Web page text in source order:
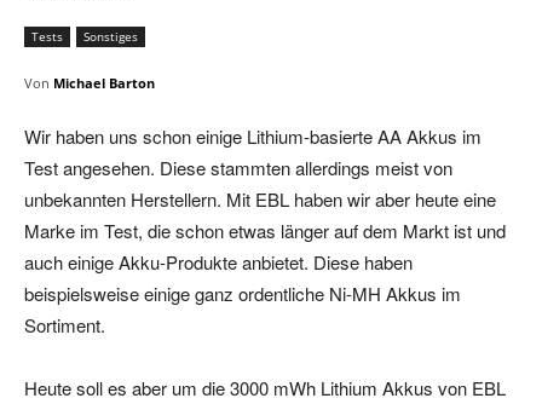
Tests Sonstiges
Von Michael Barton
Wir haben uns schon einige Lithium-basierte AA Akkus im
Test angesehen. Diese stammten allerdings meist von
unbekannten Herstellern. Mit EBL haben wir aber heute eine
Marke im Test, die schon etwas länger auf dem Markt ist und
auch einige Akku-Produkte anbietet. Diese haben
beispielsweise einige ganz ordentliche Ni-MH Akkus im
Sortiment.
Heute soll es aber um die 3000 mWh Lithium Akkus von EBL